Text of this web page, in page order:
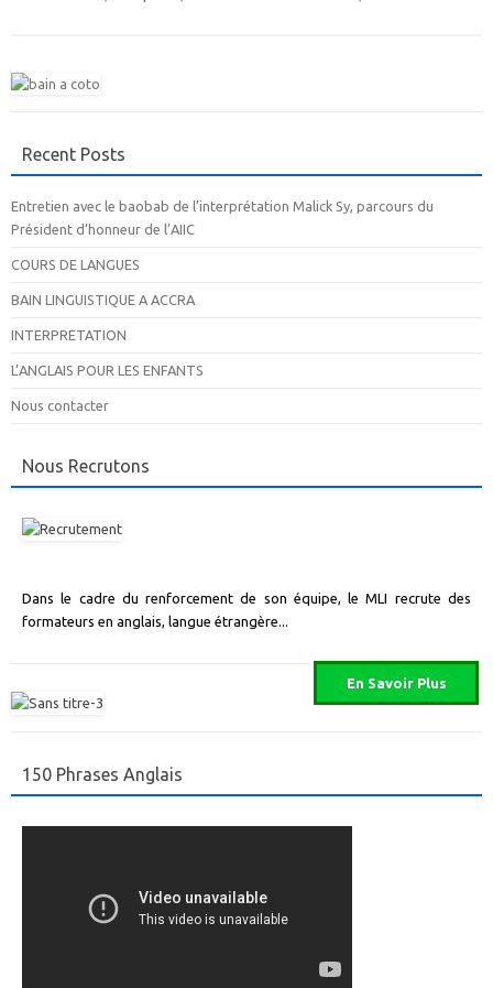
Recent Posts
Entretien avec le baobab de l’interprétation Malick Sy, parcours du
Président d’honneur de l’AIIC
COURS DE LANGUES
BAIN LINGUISTIQUE A ACCRA
INTERPRETATION
L’ANGLAIS POUR LES ENFANTS
Nous contacter
Nous Recrutons
Dans le cadre du renforcement de son équipe, le MLI recrute des
formateurs en anglais, langue étrangère...
150 Phrases Anglais